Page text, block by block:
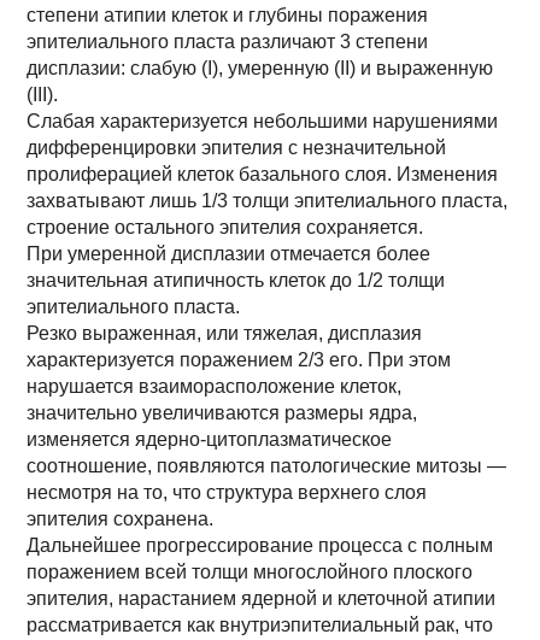
степени атипии клеток и глубины поражения
эпителиального пласта различают 3 степени
дисплазии: слабую (I), умеренную (II) и выраженную
(III).
Слабая характеризуется небольшими нарушениями
дифференцировки эпителия с незначительной
пролиферацией клеток базального слоя. Изменения
захватывают лишь 1/3 толщи эпителиального пласта,
строение остального эпителия сохраняется.
При умеренной дисплазии отмечается более
значительная атипичность клеток до 1/2 толщи
эпителиального пласта.
Резко выраженная, или тяжелая, дисплазия
характеризуется поражением 2/3 его. При этом
нарушается взаиморасположение клеток,
значительно увеличиваются размеры ядра,
изменяется ядерно-цитоплазматическое
соотношение, появляются патологические митозы —
несмотря на то, что структура верхнего слоя
эпителия сохранена.
Дальнейшее прогрессирование процесса с полным
поражением всей толщи многослойного плоского
эпителия, нарастанием ядерной и клеточной атипии
рассматривается как внутриэпителиальный рак, что